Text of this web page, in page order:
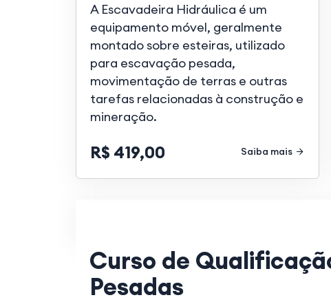
A Escavadeira Hidráulica é um
equipamento móvel, geralmente
montado sobre esteiras, utilizado
para escavação pesada,
movimentação de terras e outras
tarefas relacionadas à construção e
mineração.
R$ 419,00 Saiba mais
Curso de
Pesadas